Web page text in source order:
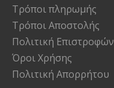
Τρόποι πληρωμής
Τρόποι Αποστολής
Πολιτική Επιστροφών
Όροι Χρήσης
Πολιτική Απορρήτου